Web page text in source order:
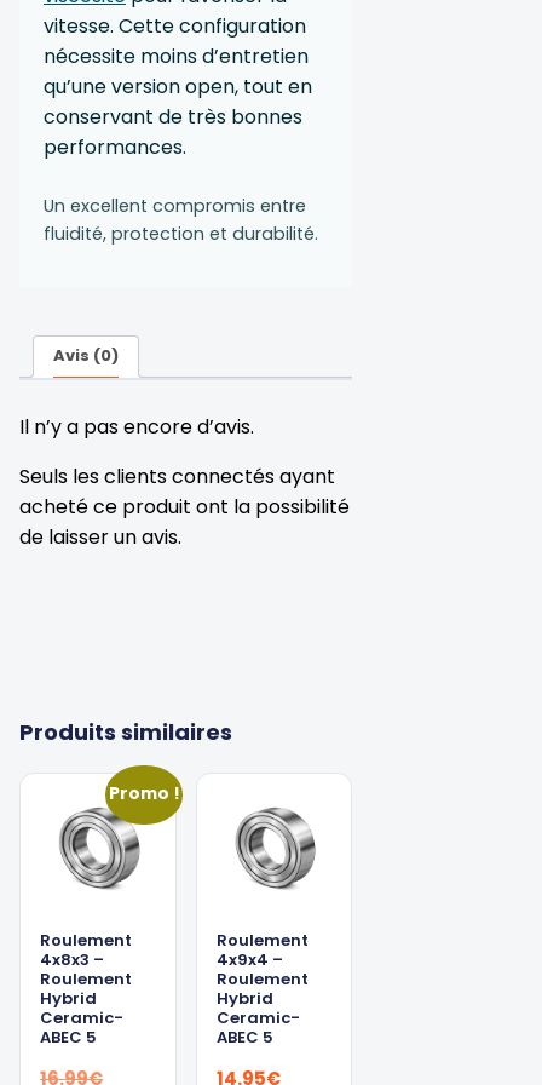
vitesse. Cette configuration
nécessite moins d’entretien
qu’une version open, tout en
conservant de très bonnes
performances.
Un excellent compromis entre
fluidité, protection et durabilité.
Avis (0)
Il n’y a pas encore d’avis.
Seuls les clients connectés ayant
acheté ce produit ont la possibilité
de laisser un avis.
Produits similaires
Promo !
Roulement
4x8x3 –
Roulement
Hybrid
Ceramic-
ABEC 5
16.99€Le
Roulement
4x9x4 –
Roulement
Hybrid
Ceramic-
ABEC 5
14.95€